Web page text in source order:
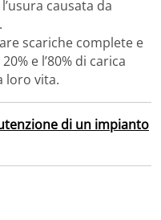
causata da
scariche complete e
e l’80% di carica
loro vita.
di un impianto